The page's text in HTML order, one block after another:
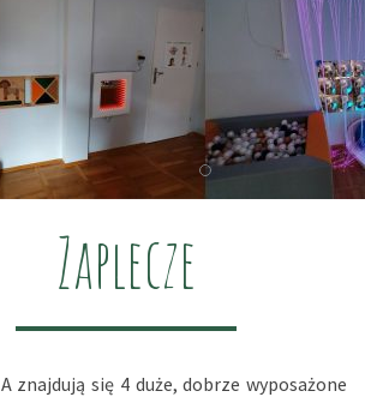
Zaplecze
znajdują się 4 duże, dobrze wyposażone